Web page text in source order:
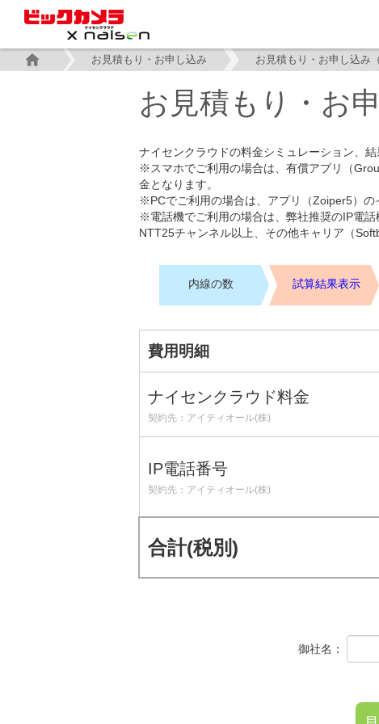
お見積もり・お申し込み お見積もり・お申し込み
お見積もり・お
ナイセンクラウドの料金シミュレーション、
※スマホでご利用の場合は、有償アプリ（
金となります。
※PCでご利用の場合は、アプリ（Zoiper5）の
※電話機でご利用の場合は、弊社推奨のIP電話
NTT25チャンネル以上、その他キャリア（
内線の数 試算結果表示
費用明細
ナイセンクラウド料金
契約先：アイティオール(株)
IP電話番号
契約先：アイティオール(株)
合計(税別)
御社名：